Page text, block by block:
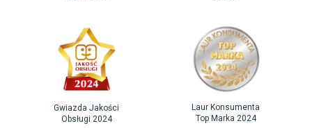
Gwiazda Jakości
Obsługi 2024
Laur Konsumenta
Top Marka 2024